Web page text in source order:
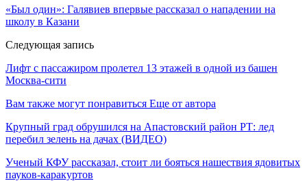
«Был один»: Галявиев впервые рассказал о нападении на
школу в Казани
Следующая запись
Лифт с пассажиром пролетел 13 этажей в одной из башен
Москва-сити
Вам также могут понравиться Еще от автора
Крупный град обрушился на Апастовский район РТ: лед
перебил зелень на дачах (ВИДЕО)
Ученый КФУ рассказал, стоит ли бояться нашествия ядовитых
пауков-каракуртов